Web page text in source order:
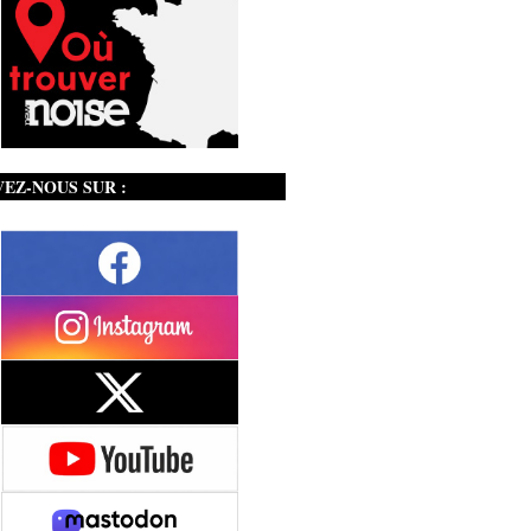
NOUS SUR :